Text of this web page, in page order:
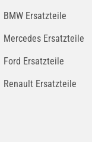
BMW Ersatzteile
Mercedes Ersatzteile
Ford Ersatzteile
Renault Ersatzteile